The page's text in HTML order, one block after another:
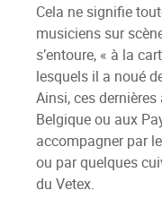
Cela ne signifie
musiciens sur
s’entoure, « à la
lesquels il a noué
Ainsi, ces
Belgique ou aux
accompagner par
ou par quelques
du Vetex.